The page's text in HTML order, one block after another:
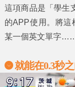
這項商品是 「學生
的APP使用。將這
某一個英文單字
就能在0.3秒